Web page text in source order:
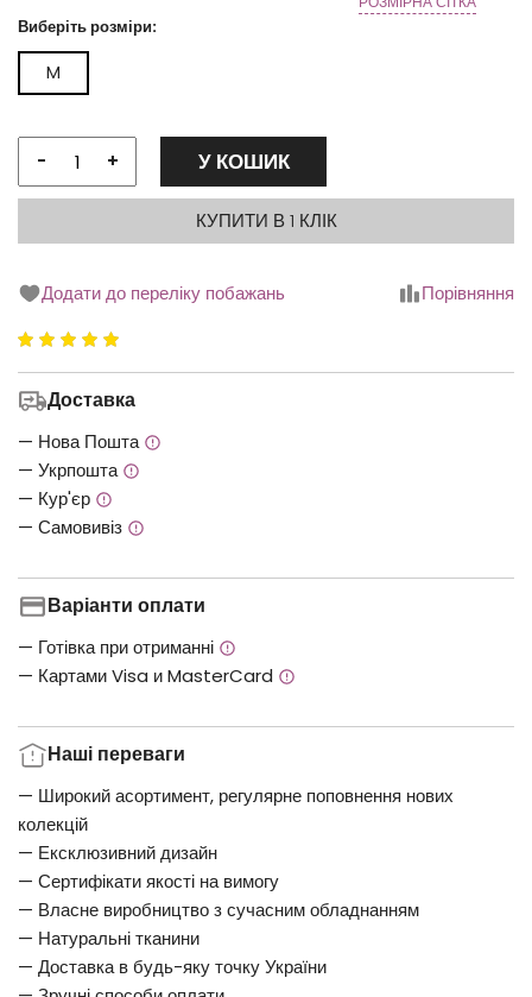
Виберіть розміри:
M
- + У КОШИК
КУПИТИ В 1 КЛІК
Додати до переліку побажань Порівняння
5.00
5
Доставка
— Нова Пошта
— Укрпошта
— Кур'єр
— Самовивіз
Варіанти оплати
— Готівка при отриманні
— Картами Visa и MasterCard
Наші переваги
— Широкий асортимент, регулярне поповнення нових
колекцій
— Ексклюзивний дизайн
— Сертифікати якості на вимогу
— Власне виробництво з сучасним обладнанням
— Натуральні тканини
— Доставка в будь-яку точку України